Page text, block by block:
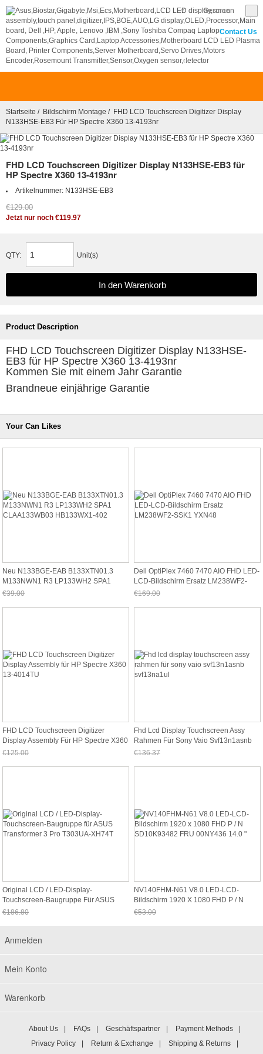
German
€
Contact Us
0
Startseite / Bildschirm Montage / FHD LCD Touchscreen Digitizer Display
N133HSE-EB3 Für HP Spectre X360 13-4193nr
FHD LCD Touchscreen Digitizer Display N133HSE-EB3 für
HP Spectre X360 13-4193nr
Artikelnummer: N133HSE-EB3
€129.00
Jetzt nur noch €119.97
QTY: Unit(s)
Product Description
FHD LCD Touchscreen Digitizer Display N133HSE-
EB3 für HP Spectre X360 13-4193nr
Kommen Sie mit einem Jahr Garantie
Brandneue einjährige Garantie
Your Can Likes
Neu N133BGE-EAB B133XTN01.3
M133NWN1 R3 LP133WH2 SPA1
CLAA133WB03 HB133WX1-402
€39.00
Dell OptiPlex 7460 7470 AIO FHD LED-
LCD-Bildschirm Ersatz LM238WF2-
SSK1 YXN48
€169.00
FHD LCD Touchscreen Digitizer
Display Assembly Für HP Spectre X360
13-4014TU
€125.00
Fhd Lcd Display Touchscreen Assy
Rahmen Für Sony Vaio Svf13n1asnb
Svf13na1ul
€136.37
Original LCD / LED-Display-
Touchscreen-Baugruppe Für ASUS
Transformer 3 Pro T303UA-XH74T
€186.80
NV140FHM-N61 V8.0 LED-LCD-
Bildschirm 1920 X 1080 FHD P / N
SD10K93482 FRU 00NY436 14.0 "
€53.00
Anmelden
Mein Konto
Warenkorb
About Us FAQs Geschäftspartner Payment Methods
Privacy Policy
Return & Exchange Shipping & Returns